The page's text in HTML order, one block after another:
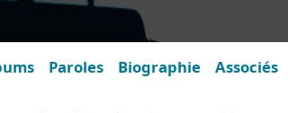
Paroles Biographie Associés